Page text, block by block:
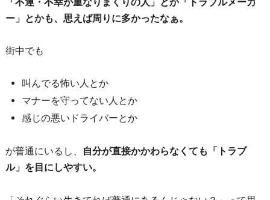
ー」とかも、思えば周りに多かったなぁ。
街中でも
叫んでる怖い人とか
マナーを守ってない人とか
感じの悪いドライバーとか
が普通にいるし、
自分が直接かかわらなくても「トラブ
ル」を目にしやすい。